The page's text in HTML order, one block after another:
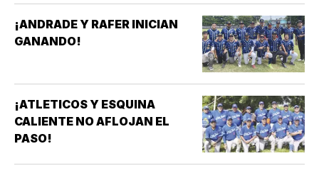
¡ANDRADE Y RAFER INICIAN
GANANDO!
¡ATLETICOS Y ESQUINA
CALIENTE NO AFLOJAN EL
PASO!